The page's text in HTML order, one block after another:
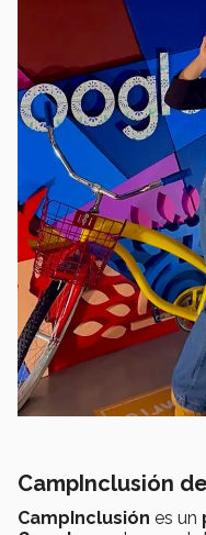
CampInclusión
CampInclusión es un